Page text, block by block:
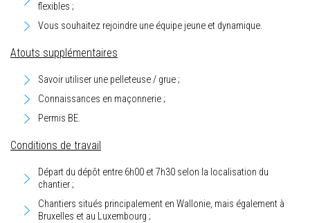
flexibles ;
Vous souhaitez rejoindre une équipe jeune et dynamique.
Atouts supplémentaires
Savoir utiliser une pelleteuse / grue ;
Connaissances en maçonnerie ;
Permis BE.
Conditions de travail
Départ du dépôt entre 6h00 et 7h30 selon la localisation du
chantier ;
Chantiers situés principalement en Wallonie, mais également à
Bruxelles et au Luxembourg ;